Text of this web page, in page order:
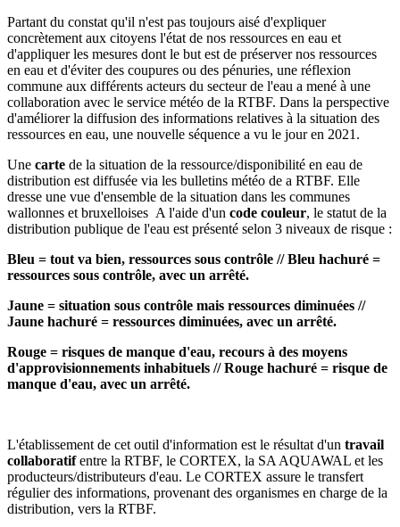
Partant du constat qu'il n'est pas toujours aisé d'expliquer
concrètement aux citoyens l'état de nos ressources en eau et
d'appliquer les mesures dont le but est de préserver nos ressources
en eau et d'éviter des coupures ou des pénuries, une réflexion
commune aux différents acteurs du secteur de l'eau a mené à une
collaboration avec le service météo de la RTBF. Dans la perspective
d'améliorer la diffusion des informations relatives à la situation des
ressources en eau, une nouvelle séquence a vu le jour en 2021.
Une carte de la situation de la ressource/disponibilité en eau de
distribution est diffusée via les bulletins météo de a RTBF. Elle
dresse une vue d'ensemble de la situation dans les communes
wallonnes et bruxelloises A l'aide d'un code couleur, le statut de la
distribution publique de l'eau est présenté selon 3 niveaux de risque :
Bleu = tout va bien, ressources sous contrôle // Bleu hachuré =
ressources sous contrôle, avec un arrêté.
Jaune = situation sous contrôle mais ressources diminuées //
Jaune hachuré = ressources diminuées, avec un arrêté.
Rouge = risques de manque d'eau, recours à des moyens
d'approvisionnements inhabituels // Rouge hachuré = risque de
manque d'eau, avec un arrêté.
L'établissement de cet outil d'information est le résultat d'un travail
collaboratifentre la RTBF, le CORTEX, la SA AQUAWAL et les
producteurs/distributeurs d'eau. Le CORTEX assure le transfert
régulier des informations, provenant des organismes en charge de la
distribution, vers la RTBF.